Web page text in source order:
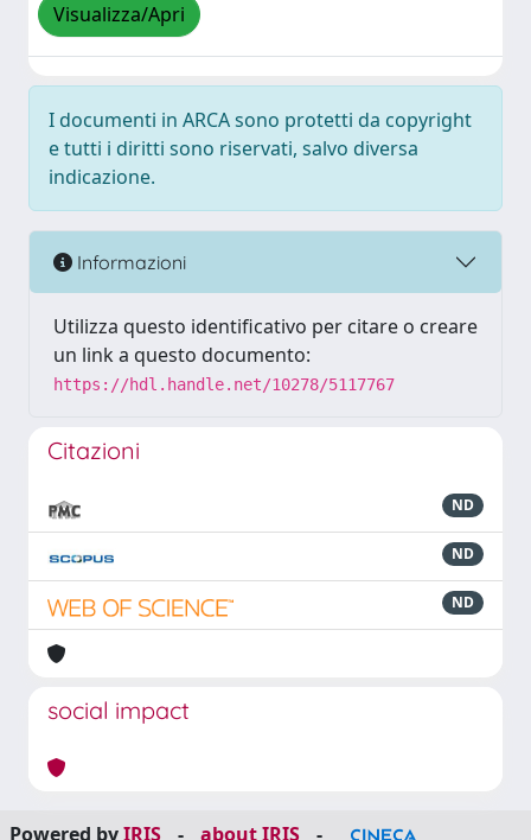
Visualizza/Apri
I documenti in ARCA sono protetti da copyright
e tutti i diritti sono riservati, salvo diversa
indicazione.
Informazioni
Utilizza questo identificativo per citare o creare
un link a questo documento:
https://hdl.handle.net/10278/5117767
Citazioni
ND
ND
ND
social impact
Powered byIRIS - about IRIS -